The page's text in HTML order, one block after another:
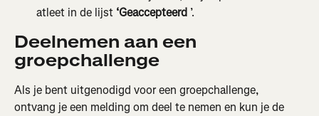
atleet in de lijst ‘Geaccepteerd ’.
Deelnemen aan een
groepchallenge
Als je bent uitgenodigd voor een groepchallenge,
ontvang je een melding om deel te nemen en kun je de